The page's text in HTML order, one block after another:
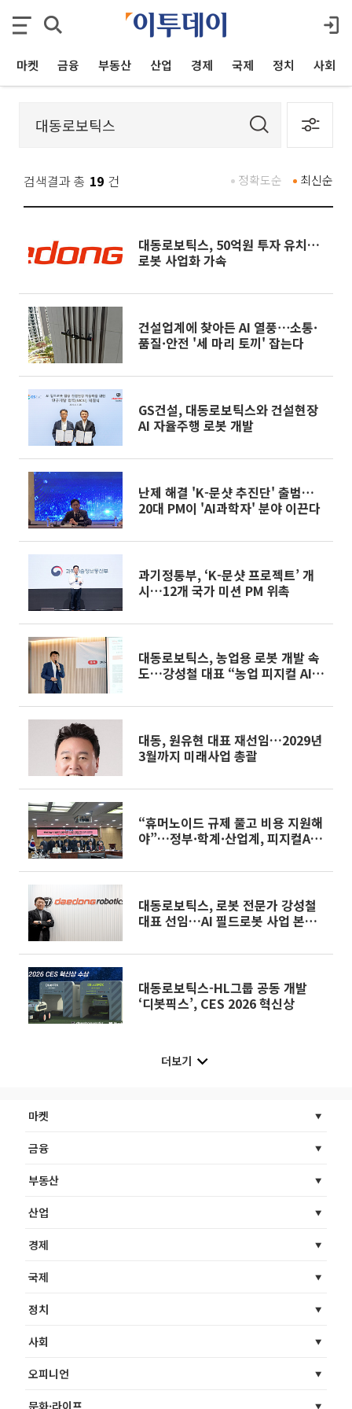
마켓 금융 부동산 산업 경제 국제 정치 사회
검색결과 총 19 건 최신순
정확도순
대동로보틱스, 50억원 투자 유치…
로봇 사업화 가속
건설업계에 찾아든 AI 열풍⋯소통·
품질·안전 '세 마리 토끼' 잡는다
GS건설, 대동로보틱스와 건설현장
AI 자율주행 로봇 개발
난제 해결 'K-문샷 추진단' 출범…
20대 PM이 'AI과학자' 분야 이끈다
과기정통부, ‘K-문샷 프로젝트’ 개
시…12개 국가 미션 PM 위촉
대동로보틱스, 농업용 로봇 개발 속
도…강성철 대표 “농업 피지컬 AI
대동, 원유현 대표 재선임…2029년
3월까지 미래사업 총괄
“휴머노이드 규제 풀고 비용 지원해
야”…정부·학계·산업계, 피지컬AI
대동로보틱스, 로봇 전문가 강성철
대표 선임…AI 필드로봇 사업 본격
대동로보틱스-HL그룹 공동 개발
‘디봇픽스’, CES 2026 혁신상
더보기
마켓
금융
부동산
산업
경제
국제
정치
사회
오피니언
문화·라이프